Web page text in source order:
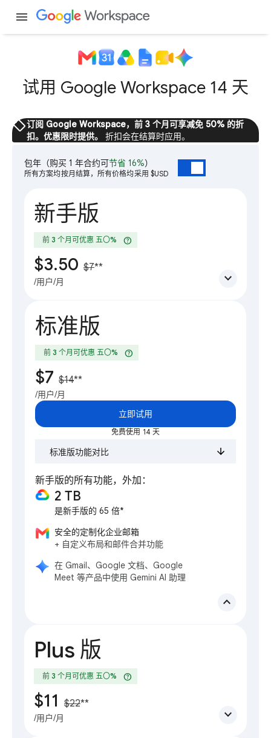
menu
试用 Google Workspace 14 天
sell订阅 Google Workspace，前 3 个月可享减免 50% 的折
扣。优惠限时提供。
折扣会在结算时应用。
包年 （购买 1 年合约可节省 16%）
所有方案均按月结算，所有价格均采用 $USD
新手版
前 3 个月可优惠 五〇% help
$3.50 $7**
/用户/月 expand_more
标准版
前 3 个月可优惠 五〇% help
$7 $14**
/用户/月
立即试用
免费使用 14 天
标准版功能对比
新手版的所有功能，外加：
2 TB
是新手版的 65 倍*
安全的定制化企业邮箱
+ 自定义布局和邮件合并功能
在 Gmail、Google 文档、Google
Meet 等产品中使用 Gemini AI 助理
expand_less
Plus 版
前 3 个月可优惠 五〇% help
$11 $22**
/用户/月 expand_more